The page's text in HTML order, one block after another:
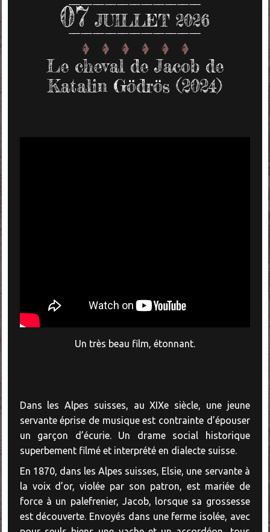
07 JUILLET 2026
Le cheval de Jacob de
Katalin Gödrös (2024)
Un très beau film, étonnant.
Dans les Alpes suisses, au XIXe siècle, une jeune
servante éprise de musique est contrainte d’épouser
un garçon d’écurie. Un drame social historique
superbement filmé et interprété en dialecte suisse.
En 1870, dans les Alpes suisses, Elsie, une servante à
la voix d’or, violée par son patron, est mariée de
force à un palefrenier, Jacob, lorsque sa grossesse
est découverte. Envoyés dans une ferme isolée, avec